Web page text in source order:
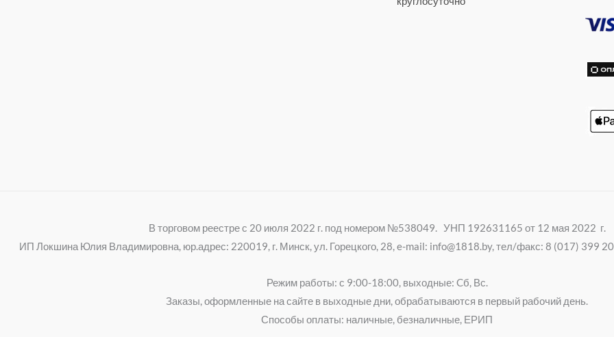
i
k
В торговом реестре с 20 июля 2022 г. под номером №538049. УНП 192631165 от 12 мая 2022 г.
ИП Локшина Юлия Владимировна, юр.адрес: 220019, г. Минск, ул. Горецкого, 28, e-mail: info@1818.by, тел/факс: 8 (017) 399
Режим работы: с 9:00-18:00, выходные: Cб, Вс.
Заказы, оформленные на сайте в выходные дни, обрабатываются в первый рабочий день.
Способы оплаты: наличные, безналичные, ЕРИП